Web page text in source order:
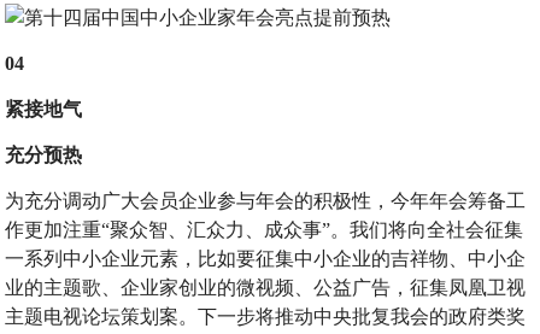
04
紧接地气
充分预热
为充分调动广大会员企业参与年会的积极性，今年年会筹备工
作更加注重“聚众智、汇众力、成众事”。我们将向全社会征集
一系列中小企业元素，比如要征集中小企业的吉祥物、中小企
业的主题歌、企业家创业的微视频、公益广告，征集凤凰卫视
主题电视论坛策划案。下一步将推动中央批复我会的政府类奖